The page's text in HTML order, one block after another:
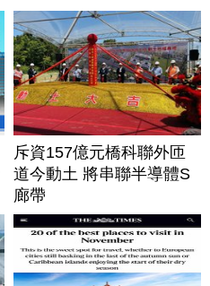
斥資157億元橋科聯外匝
道今動土 將串聯半導體S
廊帶